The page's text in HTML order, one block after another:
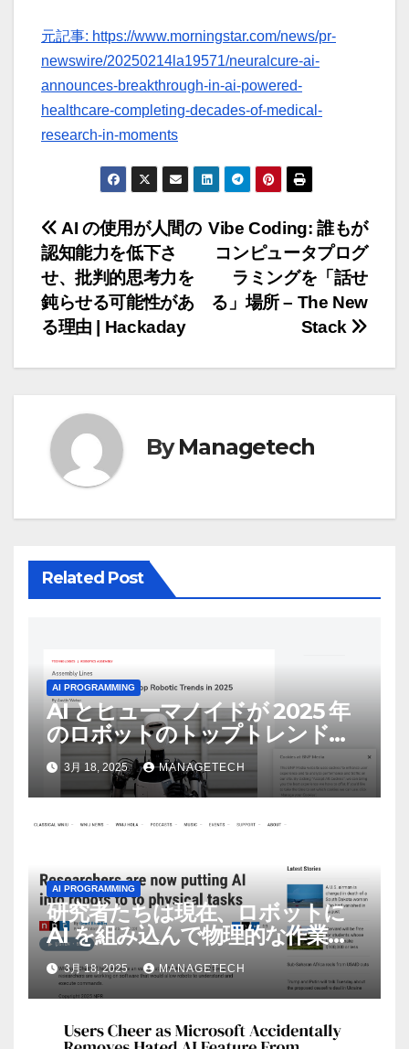
元記事: https://www.morningstar.com/news/pr-
newswire/20250214la19571/neuralcure-ai-
announces-breakthrough-in-ai-powered-
healthcare-completing-decades-of-medical-
research-in-moments
投
稿
ナ
ビ
ー
シ
Vibe Coding: 誰もが
コンピュータプログ
ラミングを「話せ
る」場所 – The New
Stack
AI の使用が人間の
認知能力を低下さ
せ、批判的思考力を
鈍らせる可能性があ
る理由 | Hackaday
ByManagetech
Related Post
AI PROGRAMMING
AI とヒューマノイドが 2025 年
のロボットのトップトレンドに |
ASSEMBLY
3月 18, 2025 MANAGETECH
AI PROGRAMMING
研究者たちは現在、ロボットに
AI を組み込んで物理的な作業を
実行させている | ノーザン パブ
リック ラジオ: WNIJ および
WNIU
3月 18, 2025 MANAGETECH